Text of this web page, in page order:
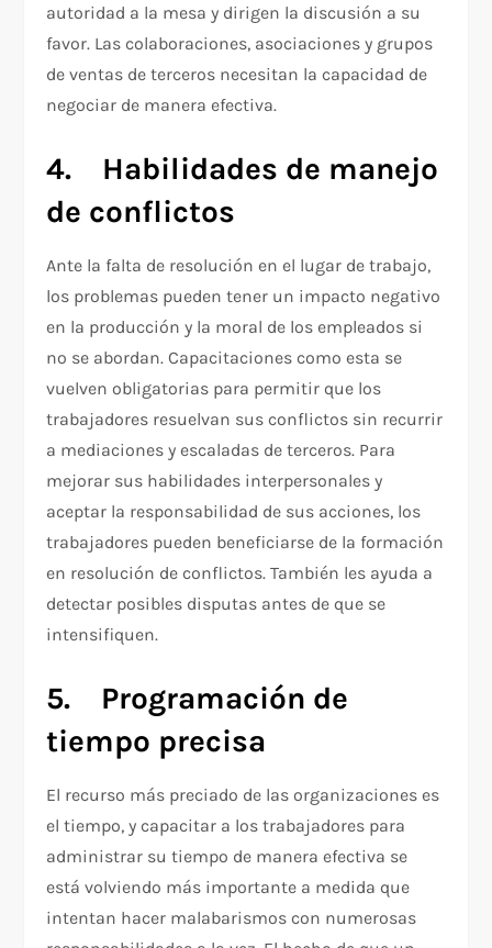
autoridad a la mesa y dirigen la discusión a su
favor. Las colaboraciones, asociaciones y grupos
de ventas de terceros necesitan la capacidad de
negociar de manera efectiva.
4. Habilidades de manejo
de conflictos
Ante la falta de resolución en el lugar de trabajo,
los problemas pueden tener un impacto negativo
en la producción y la moral de los empleados si
no se abordan. Capacitaciones como esta se
vuelven obligatorias para permitir que los
trabajadores resuelvan sus conflictos sin recurrir
a mediaciones y escaladas de terceros. Para
mejorar sus habilidades interpersonales y
aceptar la responsabilidad de sus acciones, los
trabajadores pueden beneficiarse de la formación
en resolución de conflictos. También les ayuda a
detectar posibles disputas antes de que se
intensifiquen.
5. Programación de
tiempo precisa
El recurso más preciado de las organizaciones es
el tiempo, y capacitar a los trabajadores para
administrar su tiempo de manera efectiva se
está volviendo más importante a medida que
intentan hacer malabarismos con numerosas